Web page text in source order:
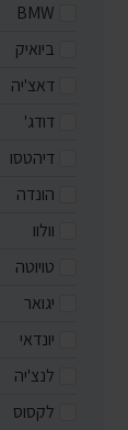
BMW
ביואיק
דאצ'יה
דודג'
דיהטסו
הונדה
וולוו
טויוטה
יגואר
יונדאי
לנצ'יה
לקסוס